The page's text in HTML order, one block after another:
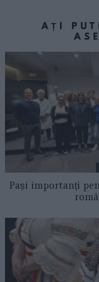
AȚI
Pași importanți